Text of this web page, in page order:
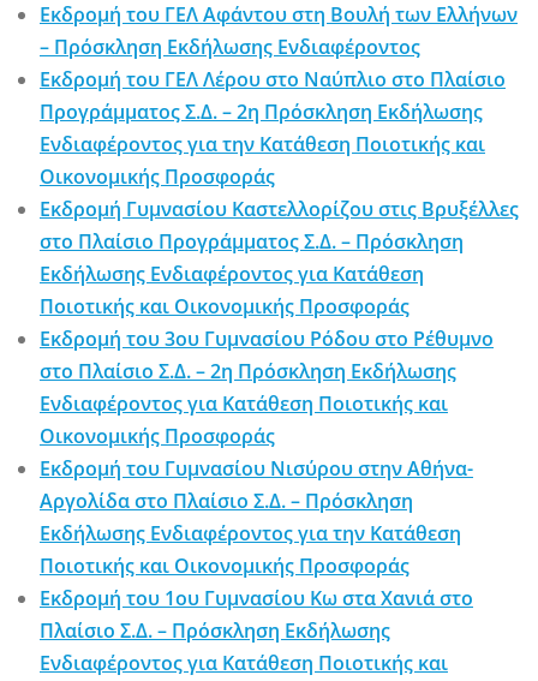
Εκδρομή του ΓΕΛ Αφάντου στη Βουλή των Ελλήνων
– Πρόσκληση Εκδήλωσης Ενδιαφέροντος
Εκδρομή του ΓΕΛ Λέρου στο Ναύπλιο στο Πλαίσιο
Προγράμματος Σ.Δ. – 2η Πρόσκληση Εκδήλωσης
Ενδιαφέροντος για την Κατάθεση Ποιοτικής και
Οικονομικής Προσφοράς
Εκδρομή Γυμνασίου Καστελλορίζου στις Βρυξέλλες
στο Πλαίσιο Προγράμματος Σ.Δ. – Πρόσκληση
Εκδήλωσης Ενδιαφέροντος για Κατάθεση
Ποιοτικής και Οικονομικής Προσφοράς
Εκδρομή του 3ου Γυμνασίου Ρόδου στο Ρέθυμνο
στο Πλαίσιο Σ.Δ. – 2η Πρόσκληση Εκδήλωσης
Ενδιαφέροντος για Κατάθεση Ποιοτικής και
Οικονομικής Προσφοράς
Εκδρομή του Γυμνασίου Νισύρου στην Αθήνα-
Αργολίδα στο Πλαίσιο Σ.Δ. – Πρόσκληση
Εκδήλωσης Ενδιαφέροντος για την Κατάθεση
Ποιοτικής και Οικονομικής Προσφοράς
Εκδρομή του 1ου Γυμνασίου Κω στα Χανιά στο
Πλαίσιο Σ.Δ. – Πρόσκληση Εκδήλωσης
Ενδιαφέροντος για Κατάθεση Ποιοτικής και